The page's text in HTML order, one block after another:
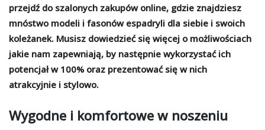
przejdź do szalonych zakupów online, gdzie znajdziesz
mnóstwo modeli i fasonów espadryli dla siebie i swoich
koleżanek. Musisz dowiedzieć się więcej o możliwościach
jakie nam zapewniają, by następnie wykorzystać ich
potencjał w 100% oraz prezentować się w nich
atrakcyjnie i stylowo.
Wygodne i komfortowe w noszeniu